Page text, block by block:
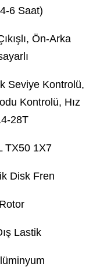
6 Saat)
Ön-Arka
Seviye Kontrolü,
Kontrolü, Hız
28T
TX50 1X7
Disk Fren
Lastik